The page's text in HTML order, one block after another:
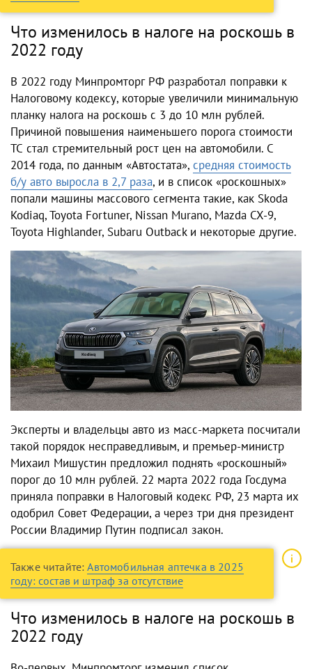
Что изменилось в налоге на роскошь в
2022 году
В 2022 году Минпромторг РФ разработал поправки к
Налоговому кодексу, которые увеличили минимальную
планку налога на роскошь с 3 до 10 млн рублей.
Причиной повышения наименьшего порога стоимости
ТС стал стремительный рост цен на автомобили. С
2014 года, по данным «Автостата», средняя стоимость
б/у авто выросла в 2,7 раза, и в список «роскошных»
попали машины массового сегмента такие, как Skoda
Kodiaq, Toyota Fortuner, Nissan Murano, Mazda CX-9,
Toyota Highlander, Subaru Outback и некоторые другие.
Эксперты и владельцы авто из масс-маркета посчитали
такой порядок несправедливым, и премьер-министр
Михаил Мишустин предложил поднять «роскошный»
порог до 10 млн рублей. 22 марта 2022 года Госдума
приняла поправки в Налоговый кодекс РФ, 23 марта их
одобрил Совет Федерации, а через три дня президент
России Владимир Путин подписал закон.
Также читайте:Автомобильная аптечка в 2025
году: состав и штраф за отсутствие
Что изменилось в налоге на роскошь в
2022 году